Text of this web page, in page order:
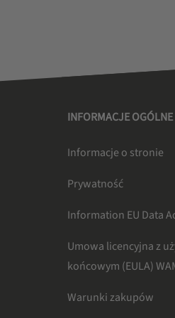
INFORMACJE OGÓLNE
Informacje o stronie
Prywatność
Information EU Data
Umowa licencyjna z
końcowym (EULA)
Warunki zakupów